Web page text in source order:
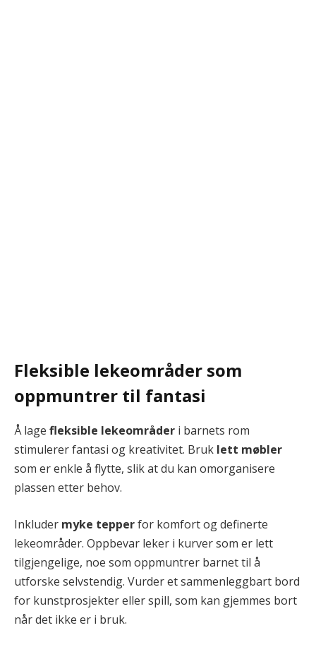
Fleksible lekeområder som
oppmuntrer til fantasi
Å lage fleksible lekeområder i barnets rom
stimulerer fantasi og kreativitet. Bruk lett møbler
som er enkle å flytte, slik at du kan omorganisere
plassen etter behov.
Inkluder myke tepperfor komfort og definerte
lekeområder. Oppbevar leker i kurver som er lett
tilgjengelige, noe som oppmuntrer barnet til å
utforske selvstendig. Vurder et sammenleggbart bord
for kunstprosjekter eller spill, som kan gjemmes bort
når det ikke er i bruk.